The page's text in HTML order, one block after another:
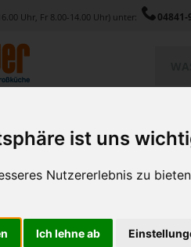
ist uns
Nutzererlebnis zu
Ich lehne ab
Uhr, Fr 8.00-14.00 Uhr) unter: 04841-
1-12